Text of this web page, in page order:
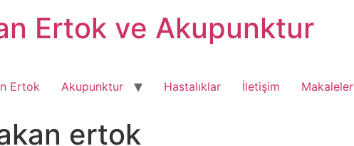
Ertok ve Akupunktur
Ertok Akupunktur Hastalıklar İletişim Makaleler
ertok